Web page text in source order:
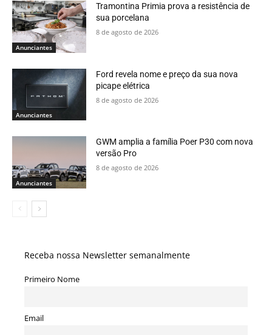
Anunciantes
Tramontina Primia prova a resistência de
sua porcelana
8 de agosto de 2026
Anunciantes
Ford revela nome e preço da sua nova
picape elétrica
8 de agosto de 2026
Anunciantes
GWM amplia a família Poer P30 com nova
versão Pro
8 de agosto de 2026
Receba nossa Newsletter semanalmente
Primeiro Nome
Email